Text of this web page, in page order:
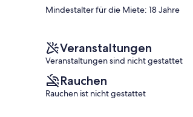
Bewertungen)
Mindestalter für die Miete: 18 Jahre
Veranstaltungen
Veranstaltungen sind nicht gestattet
Rauchen
Rauchen ist nicht gestattet